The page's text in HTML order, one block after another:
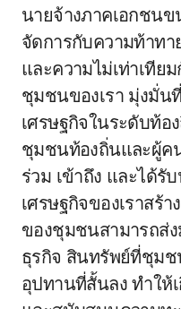
นายจ้างภาคเอกชน
จัดการกับความท้าท
และความไม่เท่าเทีย
ชุมชนของเรา มุ่งมั่น
เศรษฐกิจในระดับท้อ
ชุมชนท้องถิ่นและผู้ค
ร่วม เข้าถึง และได้รั
เศรษฐกิจของเราสร้
ของชุมชนสามารถส่
ธุรกิจ สินทรัพย์ที่ชุมช
อุปทานที่สั้นลง ทำให้